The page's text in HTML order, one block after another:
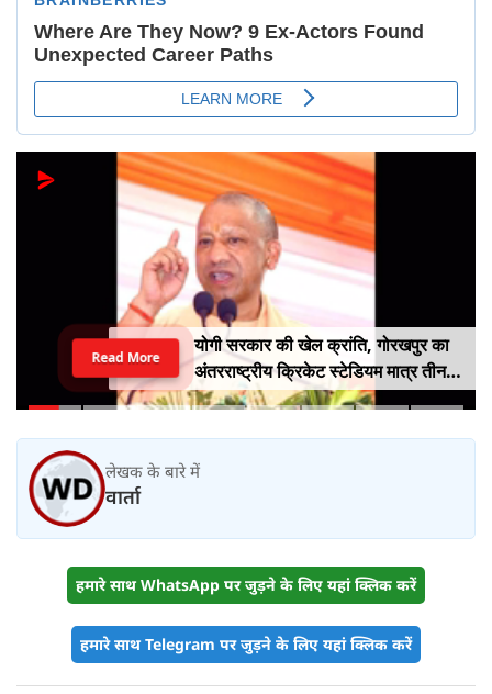
योगी सरकार की खेल क्रांति, गोरखपुर का
अंतरराष्ट्रीय क्रिकेट स्टेडियम मात्र तीन
महीने में लगभग 20% तैयार
Read More
लेखक के बारे में
वार्ता
हमारे साथ WhatsApp पर जुड़ने के लिए यहां क्लिक करें
हमारे साथ Telegram पर जुड़ने के लिए यहां क्लिक करें